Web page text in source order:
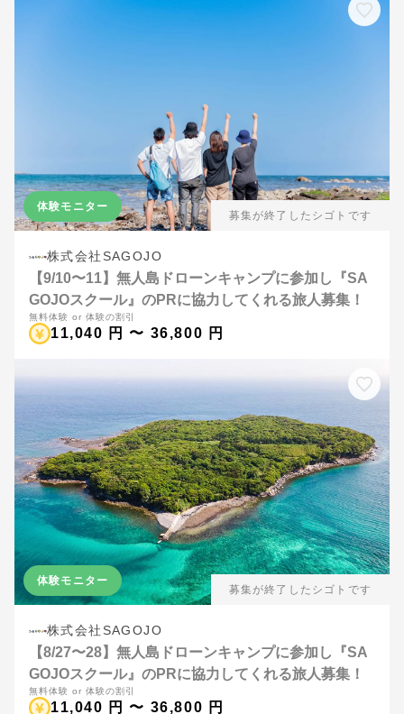
体験モニター
募集が終了したシゴトです
株式会社SAGOJO
【9/10〜11】無人島ドローンキャンプに参加し『SA
GOJOスクール』のPRに協力してくれる旅人募集！
無料体験 or 体験の割引
11,040 円 〜 36,800 円
体験モニター
募集が終了したシゴトです
株式会社SAGOJO
【8/27〜28】無人島ドローンキャンプに参加し『SA
GOJOスクール』のPRに協力してくれる旅人募集！
無料体験 or 体験の割引
11,040 円 〜 36,800 円